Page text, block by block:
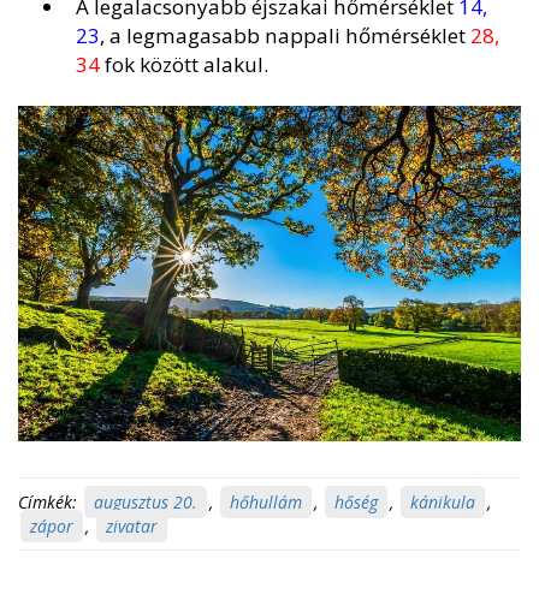
A legalacsonyabb éjszakai hőmérséklet 14,
23, a legmagasabb nappali hőmérséklet 28,
34fok között alakul.
Címkék: augusztus 20. , hőhullám , hőség , kánikula ,
zápor , zivatar